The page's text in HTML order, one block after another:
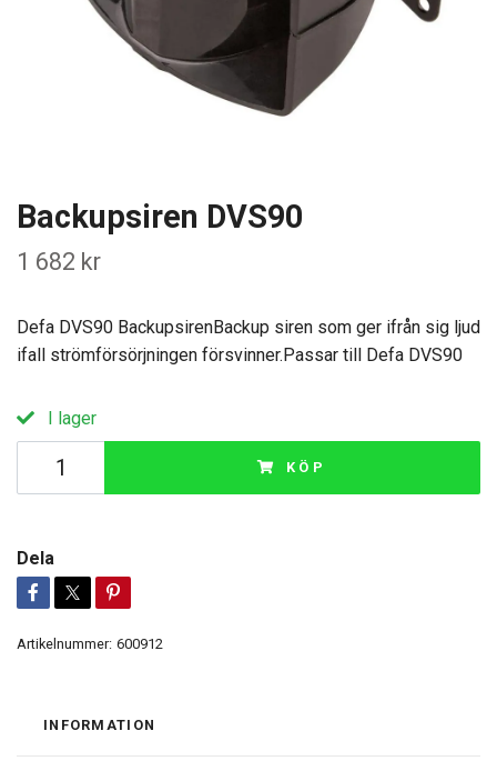
Backupsiren DVS90
1 682 kr
Defa DVS90 BackupsirenBackup siren som ger ifrån sig ljud
ifall strömförsörjningen försvinner.Passar till Defa DVS90
I lager
KÖP
Dela
Artikelnummer: 600912
INFORMATION